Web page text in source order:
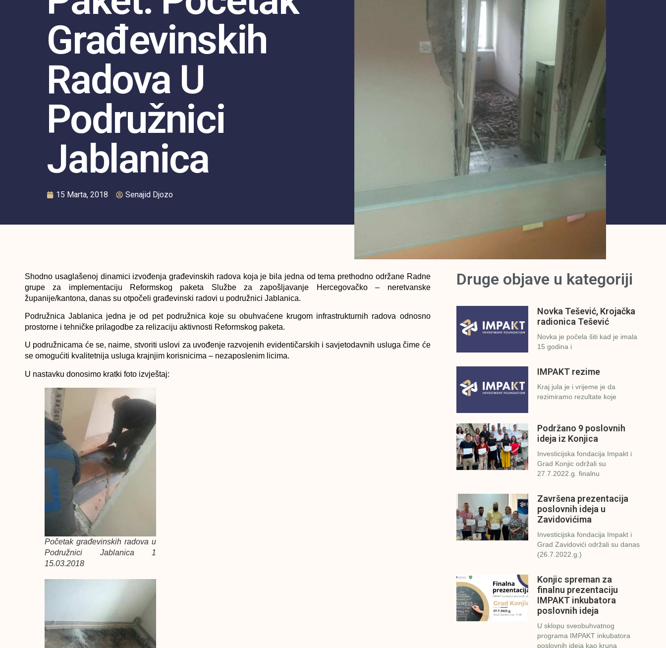
Građevinskih
Radova U
Podružnici
Jablanica
15 Marta, 2018 Senajid Djozo
Shodno usaglašenoj dinamici izvođenja građevinskih radova koja je bila jedna od tema prethodno održane Radne
grupe za implementaciju Reformskog paketa Službe za zapošljavanje Hercegovačko – neretvanske
županije/kantona, danas su otpočeli građevinski radovi u podružnici Jablanica.
Podružnica Jablanica jedna je od pet podružnica koje su obuhvaćene krugom infrastrukturnih radova odnosno
prostorne i tehničke prilagodbe za relizaciju aktivnosti Reformskog paketa.
U podružnicama će se, naime, stvoriti uslovi za uvođenje razvojenih evidentičarskih i savjetodavnih usluga čime će
se omogućiti kvalitetnija usluga krajnjim korisnicima – nezaposlenim licima.
U nastavku donosimo kratki foto izvještaj:
Početak građevinskih radova u
Podružnici Jablanica 1
15.03.2018
Druge objave u kategoriji
Novka Tešević, Krojačka
radionica Tešević
Novka je počela šiti kad je imala
15 godina i
IMPAKT rezime
Kraj jula je i vrijeme je da
rezimiramo rezultate koje
Podržano 9 poslovnih
ideja iz Konjica
Investicijska fondacija Impakt i
Grad Konjic održali su
27.7.2022.g. finalnu
Završena prezentacija
poslovnih ideja u
Zavidovićima
Investicijska fondacija Impakt i
Grad Zavidovići održali su danas
(26.7.2022.g.)
Konjic spreman za
finalnu prezentaciju
IMPAKT inkubatora
poslovnih ideja
U sklopu sveobuhvatnog
programa IMPAKT inkubatora
poslovnih ideja kao kruna